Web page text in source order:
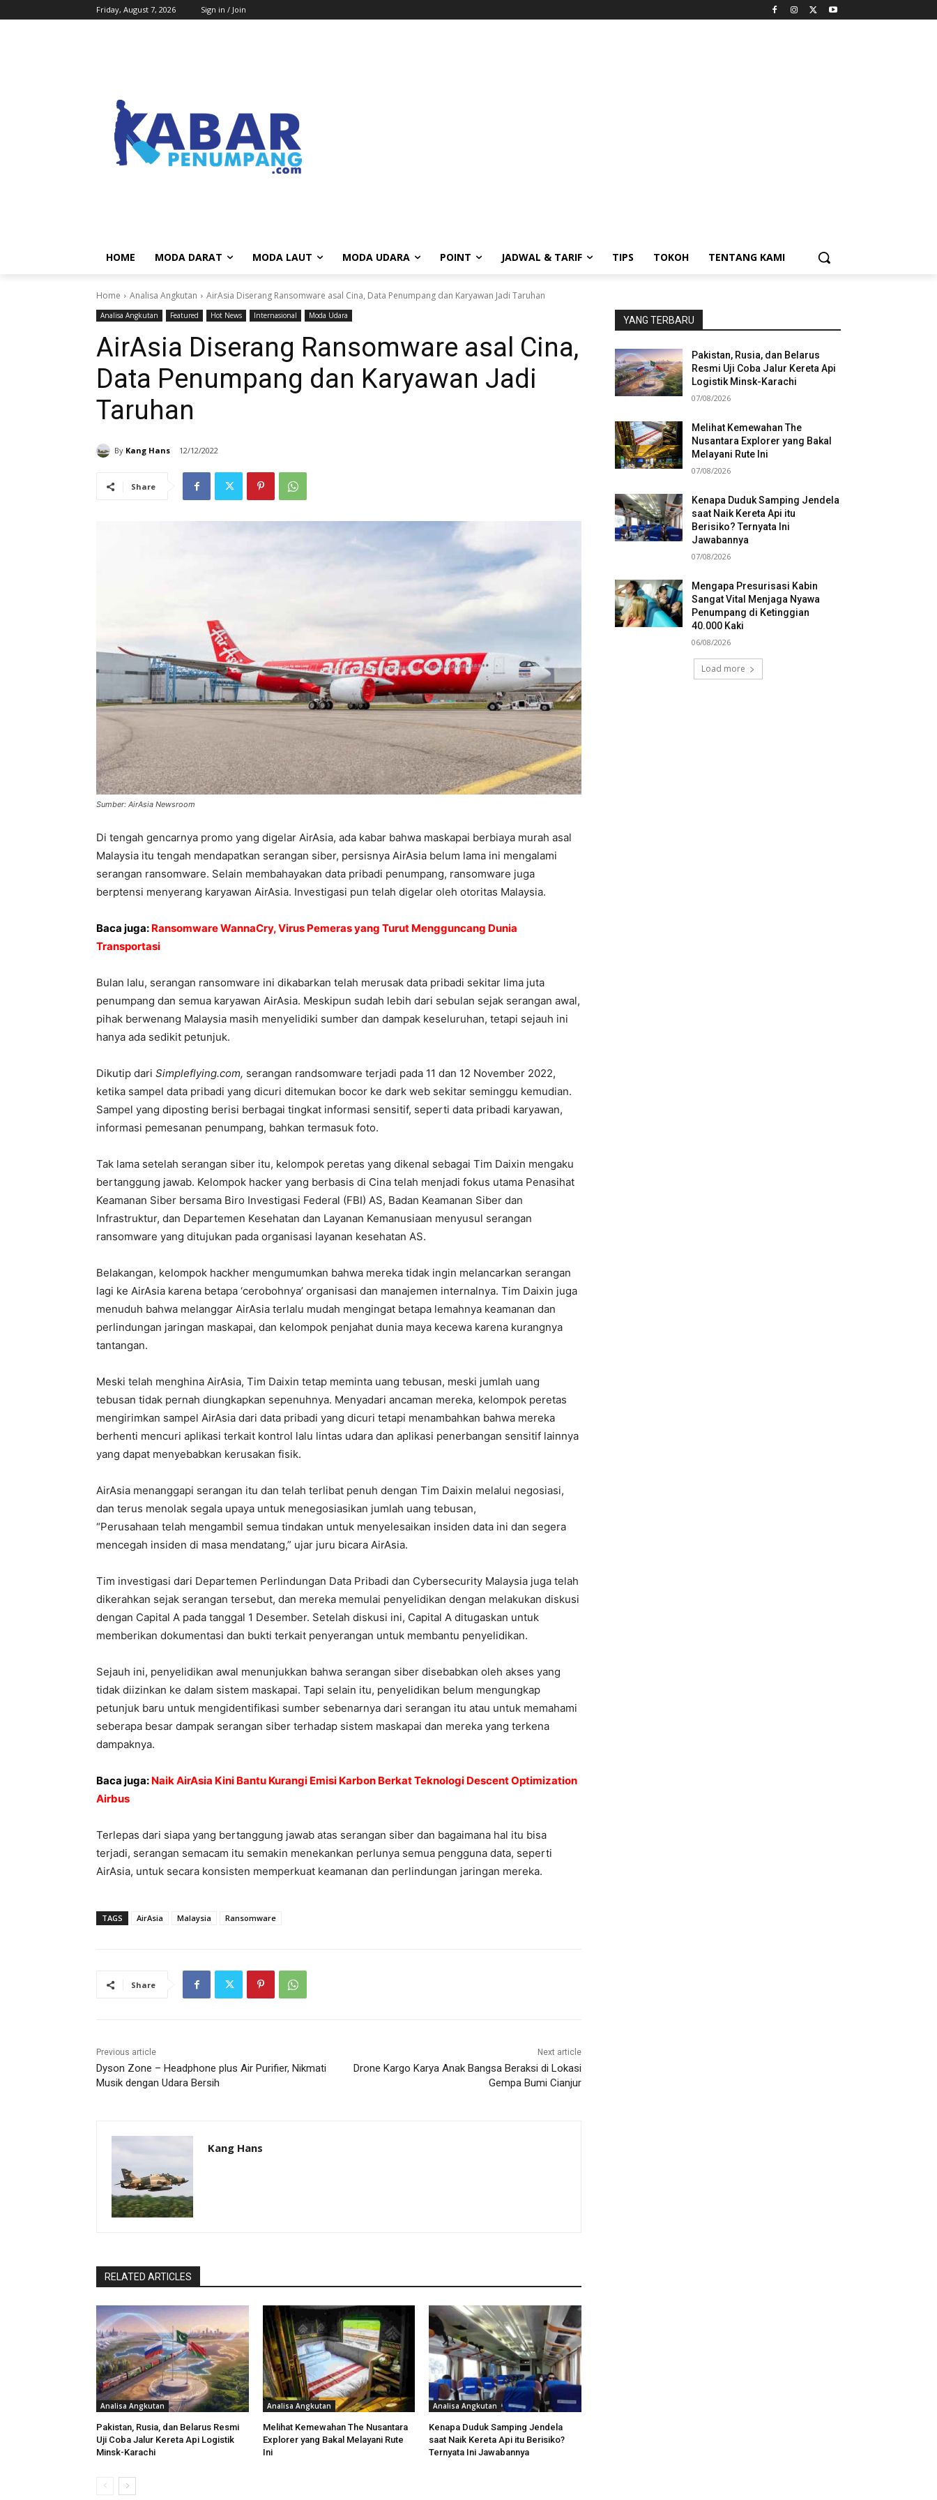
Friday, August 7, 2026 Sign in / Join
HOME MODA DARAT MODA LAUT MODA UDARA POINT JADWAL & TARIF TIPS TOKOH TENTANG KAMI
Home Analisa Angkutan AirAsia Diserang Ransomware asal Cina, Data Penumpang dan Karyawan Jadi Taruhan
Analisa Angkutan Featured Hot News Internasional Moda Udara
AirAsia Diserang Ransomware asal Cina,
Data Penumpang dan Karyawan Jadi
Taruhan
By Kang Hans 12/12/2022
Share
Sumber: AirAsia Newsroom
Di tengah gencarnya promo yang digelar AirAsia, ada kabar bahwa maskapai berbiaya murah asal
Malaysia itu tengah mendapatkan serangan siber, persisnya AirAsia belum lama ini mengalami
serangan ransomware. Selain membahayakan data pribadi penumpang, ransomware juga
berptensi menyerang karyawan AirAsia. Investigasi pun telah digelar oleh otoritas Malaysia.
Baca juga: Ransomware WannaCry, Virus Pemeras yang Turut Mengguncang Dunia
Transportasi
Bulan lalu, serangan ransomware ini dikabarkan telah merusak data pribadi sekitar lima juta
penumpang dan semua karyawan AirAsia. Meskipun sudah lebih dari sebulan sejak serangan awal,
pihak berwenang Malaysia masih menyelidiki sumber dan dampak keseluruhan, tetapi sejauh ini
hanya ada sedikit petunjuk.
Dikutip dari Simpleflying.com, serangan randsomware terjadi pada 11 dan 12 November 2022,
ketika sampel data pribadi yang dicuri ditemukan bocor ke dark web sekitar seminggu kemudian.
Sampel yang diposting berisi berbagai tingkat informasi sensitif, seperti data pribadi karyawan,
informasi pemesanan penumpang, bahkan termasuk foto.
Tak lama setelah serangan siber itu, kelompok peretas yang dikenal sebagai Tim Daixin mengaku
bertanggung jawab. Kelompok hacker yang berbasis di Cina telah menjadi fokus utama Penasihat
Keamanan Siber bersama Biro Investigasi Federal (FBI) AS, Badan Keamanan Siber dan
Infrastruktur, dan Departemen Kesehatan dan Layanan Kemanusiaan menyusul serangan
ransomware yang ditujukan pada organisasi layanan kesehatan AS.
Belakangan, kelompok hackher mengumumkan bahwa mereka tidak ingin melancarkan serangan
lagi ke AirAsia karena betapa ‘cerobohnya’ organisasi dan manajemen internalnya. Tim Daixin juga
menuduh bahwa melanggar AirAsia terlalu mudah mengingat betapa lemahnya keamanan dan
perlindungan jaringan maskapai, dan kelompok penjahat dunia maya kecewa karena kurangnya
tantangan.
Meski telah menghina AirAsia, Tim Daixin tetap meminta uang tebusan, meski jumlah uang
tebusan tidak pernah diungkapkan sepenuhnya. Menyadari ancaman mereka, kelompok peretas
mengirimkan sampel AirAsia dari data pribadi yang dicuri tetapi menambahkan bahwa mereka
berhenti mencuri aplikasi terkait kontrol lalu lintas udara dan aplikasi penerbangan sensitif lainnya
yang dapat menyebabkan kerusakan fisik.
AirAsia menanggapi serangan itu dan telah terlibat penuh dengan Tim Daixin melalui negosiasi,
dan terus menolak segala upaya untuk menegosiasikan jumlah uang tebusan,
“Perusahaan telah mengambil semua tindakan untuk menyelesaikan insiden data ini dan segera
mencegah insiden di masa mendatang,” ujar juru bicara AirAsia.
Tim investigasi dari Departemen Perlindungan Data Pribadi dan Cybersecurity Malaysia juga telah
dikerahkan sejak serangan tersebut, dan mereka memulai penyelidikan dengan melakukan diskusi
dengan Capital A pada tanggal 1 Desember. Setelah diskusi ini, Capital A ditugaskan untuk
memberikan dokumentasi dan bukti terkait penyerangan untuk membantu penyelidikan.
Sejauh ini, penyelidikan awal menunjukkan bahwa serangan siber disebabkan oleh akses yang
tidak diizinkan ke dalam sistem maskapai. Tapi selain itu, penyelidikan belum mengungkap
petunjuk baru untuk mengidentifikasi sumber sebenarnya dari serangan itu atau untuk memahami
seberapa besar dampak serangan siber terhadap sistem maskapai dan mereka yang terkena
dampaknya.
Baca juga: Naik AirAsia Kini Bantu Kurangi Emisi Karbon Berkat Teknologi Descent Optimization
Airbus
Terlepas dari siapa yang bertanggung jawab atas serangan siber dan bagaimana hal itu bisa
terjadi, serangan semacam itu semakin menekankan perlunya semua pengguna data, seperti
AirAsia, untuk secara konsisten memperkuat keamanan dan perlindungan jaringan mereka.
TAGS AirAsia Malaysia Ransomware
Share
Previous article
Dyson Zone – Headphone plus Air Purifier, Nikmati
Musik dengan Udara Bersih
Next article
Drone Kargo Karya Anak Bangsa Beraksi di Lokasi
Gempa Bumi Cianjur
Kang Hans
RELATED ARTICLES
Analisa Angkutan
Pakistan, Rusia, dan Belarus Resmi
Uji Coba Jalur Kereta Api Logistik
Minsk-Karachi
Analisa Angkutan
Melihat Kemewahan The Nusantara
Explorer yang Bakal Melayani Rute
Ini
Analisa Angkutan
Kenapa Duduk Samping Jendela
saat Naik Kereta Api itu Berisiko?
Ternyata Ini Jawabannya
YANG TERBARU
Pakistan, Rusia, dan Belarus
Resmi Uji Coba Jalur Kereta Api
Logistik Minsk-Karachi
07/08/2026
Melihat Kemewahan The
Nusantara Explorer yang Bakal
Melayani Rute Ini
07/08/2026
Kenapa Duduk Samping Jendela
saat Naik Kereta Api itu
Berisiko? Ternyata Ini
Jawabannya
07/08/2026
Mengapa Presurisasi Kabin
Sangat Vital Menjaga Nyawa
Penumpang di Ketinggian
40.000 Kaki
06/08/2026
Load more